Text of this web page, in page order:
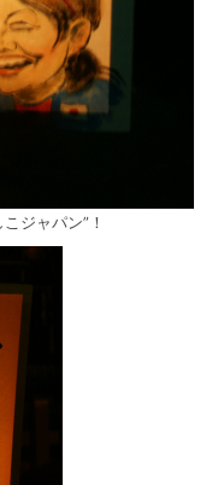
ジャパン”！